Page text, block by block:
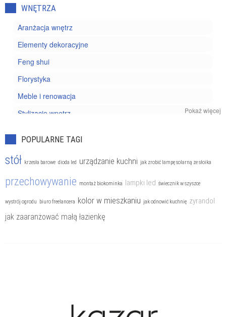
WNĘTRZA
Aranżacja wnętrz
Elementy dekoracyjne
Feng shui
Florystyka
Meble i renowacja
Stylizacje wnętrz
Pokaż więcej
POPULARNE TAGI
stół krzesła barowe dioda led urządzanie kuchni jak zrobić lampę solarną ze słoika
przechowywanie montaż biokominka lampki led świecznik w szyszce
wystrój ogrodu biuro freelancera kolor w mieszkaniu jak odnowić kuchnię żyrandol
jak zaaranżować małą łazienkę